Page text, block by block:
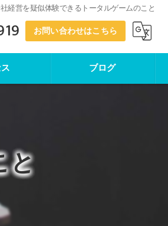
経営を疑似体験できるトータルゲームのこと
お問い合わせはこちら
ブログ
と